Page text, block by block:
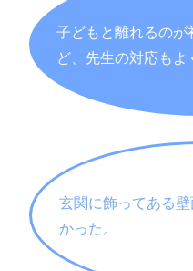
子どもと離れるの
ど、先生の対応もよ
玄関に飾ってある
かった。